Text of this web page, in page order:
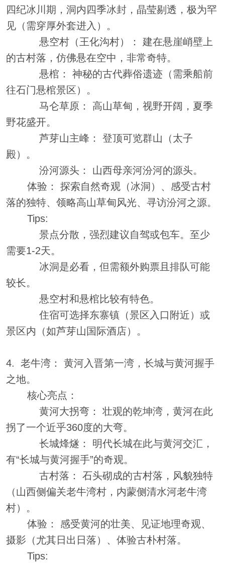
四纪冰川期，洞内四季冰封，晶莹剔透，极为罕
见（需穿厚外套进入）。
悬空村（王化沟村）： 建在悬崖峭壁上
的古村落，仿佛悬在空中，非常奇特。
悬棺： 神秘的古代葬俗遗迹（需乘船前
往石门悬棺景区）。
马仑草原： 高山草甸，视野开阔，夏季
野花盛开。
芦芽山主峰： 登顶可览群山（太子
殿）。
汾河源头： 山西母亲河汾河的源头。
体验： 探索自然奇观（冰洞）、感受古村
落的独特、领略高山草甸风光、寻访汾河之源。
Tips:
景点分散，强烈建议自驾或包车。至少
需要1-2天。
冰洞是必看，但需额外购票且排队可能
较长。
悬空村和悬棺比较有特色。
住宿可选择东寨镇（景区入口附近）或
景区内（如芦芽山国际酒店）。
4. 老牛湾： 黄河入晋第一湾，长城与黄河握手
之地。
核心亮点：
黄河大拐弯： 壮观的乾坤湾，黄河在此
拐了一个近乎360度的大弯。
长城烽燧： 明代长城在此与黄河交汇，
有“长城与黄河握手”的奇观。
古村落： 石头砌成的古村落，风貌独特
（山西侧偏关老牛湾村，内蒙侧清水河老牛湾
村）。
体验： 感受黄河的壮美、见证地理奇观、
摄影（尤其日出日落）、体验古朴村落。
Tips: